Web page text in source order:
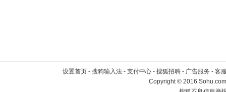
设置首页 - 搜狗输入法 - 支付中心 - 搜狐招聘 - 广告服务 - 客
Copyright©2016